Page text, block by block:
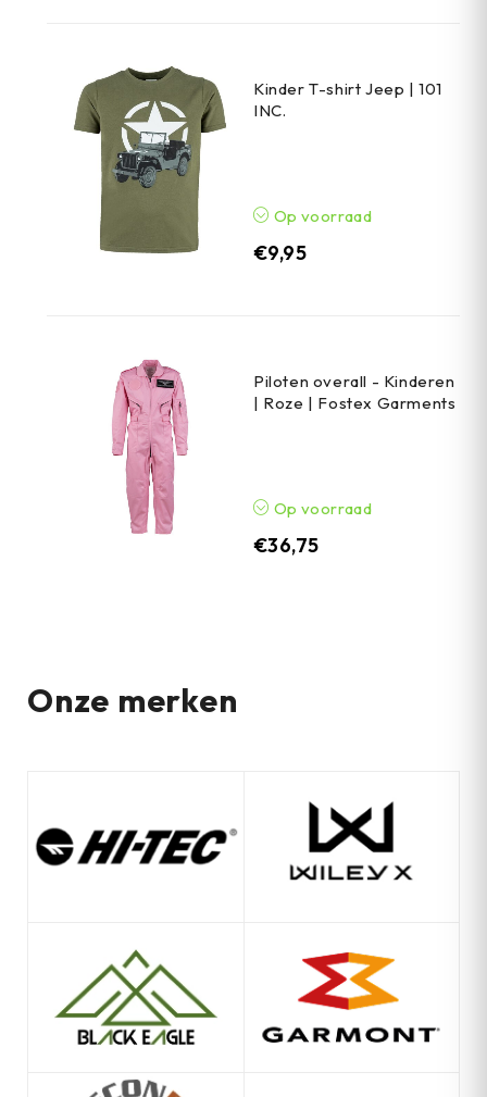
Kinder T-shirt Jeep | 101
INC.
Op voorraad
€9,95
Piloten overall - Kinderen
| Roze | Fostex Garments
Op voorraad
€36,75
Onze merken